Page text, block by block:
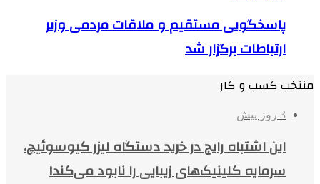
پاسخگویی مستقیم و ملاقات مردمی وزیر
ارتباطات برگزار شد
منتخب کسب و کار
3 روز پیش
این اشتباه رایج در خرید دستگاه لیزر کیوسوئیچ،
سرمایه کلینیک‌های زیبایی را نابود می‌کند!